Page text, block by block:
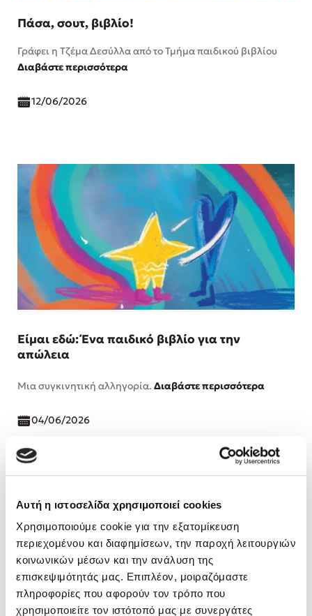
Αυτή η ιστοσελίδα χρησιμοποιεί cookies
Χρησιμοποιούμε cookie για την εξατομίκευση
περιεχομένου και διαφημίσεων, την παροχή λειτουργιών
κοινωνικών μέσων και την ανάλυση της
επισκεψιμότητάς μας. Επιπλέον, μοιραζόμαστε
πληροφορίες που αφορούν τον τρόπο που
χρησιμοποιείτε τον ιστότοπό μας με συνεργάτες
Πάσα, σουτ, βιβλίο!
Γράφει η Τζέμα Δεσύλλα από το Τμήμα παιδικού βιβλίου
Διαβάστε περισσότερα
12/06/2026
Είμαι εδώ: Ένα παιδικό βιβλίο για την
απώλεια
Μια συγκινητική αλληγορία. Διαβάστε περισσότερα
04/06/2026